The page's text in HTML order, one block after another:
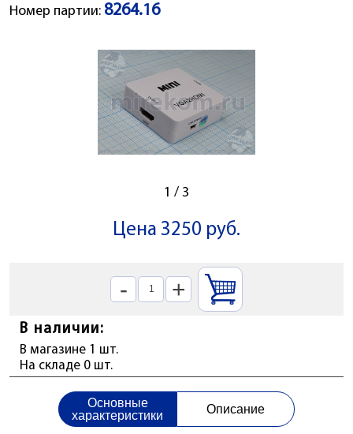
Номер партии: 8264.16
1 / 3
Цена 3250 руб.
- +
В наличии:
В магазине 1 шт.
На складе 0 шт.
Основные
характеристики
Описание